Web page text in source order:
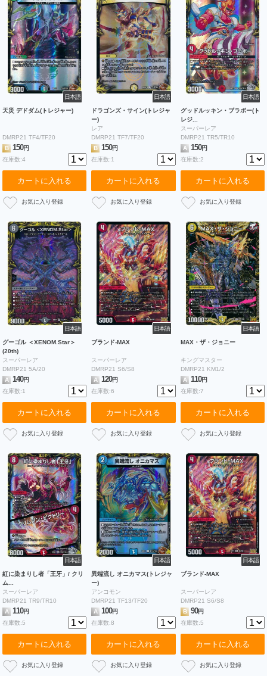
日本語
天災 デドダム(トレジャー)
DMRP21 TF4/TF20
B
150円
在庫数:4
カートに入れる
日本語
ドラゴンズ・サイン(トレジャ
ー)
レア
DMRP21 TF7/TF20
B
150円
在庫数:1
カートに入れる
日本語
グッドルッキン・ブラボー(ト
レジ...
スーパーレア
DMRP21 TR5/TR10
A 150円
在庫数:2
カートに入れる
日本語
グーゴル ＜XENOM.Star＞
(20th)
スーパーレア
DMRP21 5A/20
A
140円
在庫数:1
カートに入れる
日本語
ブランド-MAX
スーパーレア
DMRP21 S6/S8
A
120円
在庫数:6
カートに入れる
日本語
MAX・ザ・ジョニー
キングマスター
DMRP21 KM1/2
A 110円
在庫数:7
カートに入れる
日本語
紅に染まりし者「王牙」/ クリ
ム...
スーパーレア
DMRP21 TR9/TR10
A
110円
在庫数:5
カートに入れる
日本語
異端流し オニカマス(トレジャ
ー)
アンコモン
DMRP21 TF13/TF20
A
100円
在庫数:8
カートに入れる
日本語
ブランド-MAX
スーパーレア
DMRP21 S6/S8
B 90円
在庫数:5
カートに入れる